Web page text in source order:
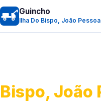
Guincho
Ilha Do Bispo, João Pessoa
Bispo, João